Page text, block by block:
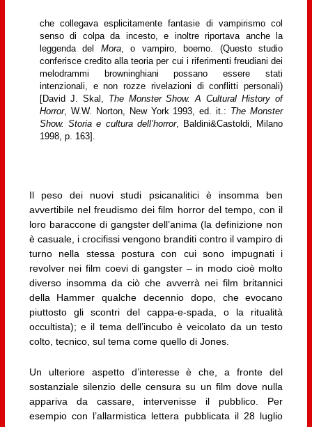
che collegava esplicitamente fantasie di vampirismo col
senso di colpa da incesto, e inoltre riportava anche la
leggenda del Mora, o vampiro, boemo. (Questo studio
conferisce credito alla teoria per cui i riferimenti freudiani dei
melodrammi browninghiani possano essere stati
intenzionali, e non rozze rivelazioni di conflitti personali)
[David J. Skal,
The Monster Show.A Cultural History of
Horror, W.W. Norton, New York 1993, ed. it.: The Monster
Show. Storia e cultura dell’horror, Baldini&Castoldi, Milano
1998, p. 163].
Il peso dei nuovi studi psicanalitici è insomma ben
avvertibile nel freudismo dei film horror del tempo, con il
loro baraccone di gangster dell’anima (la definizione non
è casuale, i crocifissi vengono branditi contro il vampiro di
turno nella stessa postura con cui sono impugnati i
revolver nei film coevi di gangster – in modo cioè molto
diverso insomma da ciò che avverrà nei film britannici
della Hammer qualche decennio dopo, che evocano
piuttosto gli scontri del cappa-e-spada, o la ritualità
occultista); e il tema dell’incubo è veicolato da un testo
colto, tecnico, sul tema come quello di Jones.
Un ulteriore aspetto d’interesse è che, a fronte del
sostanziale silenzio delle censura su un film dove nulla
appariva da cassare, intervenisse il pubblico. Per
esempio con l’allarmistica lettera pubblicata il 28 luglio